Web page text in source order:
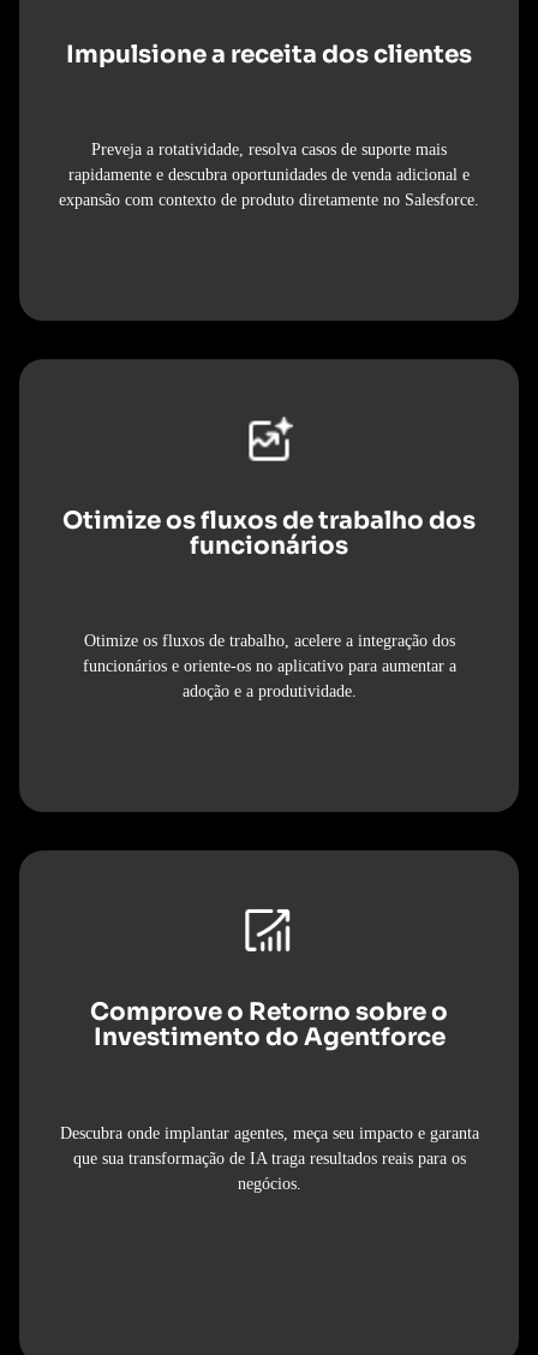
Impulsione a receita dos clientes
Preveja a rotatividade, resolva casos de suporte mais
rapidamente e descubra oportunidades de venda adicional e
expansão com contexto de produto diretamente no Salesforce.
Otimize os fluxos de trabalho dos
funcionários
Otimize os fluxos de trabalho, acelere a integração dos
funcionários e oriente-os no aplicativo para aumentar a
adoção e a produtividade.
Comprove o Retorno sobre o
Investimento do Agentforce
Descubra onde implantar agentes, meça seu impacto e garanta
que sua transformação de IA traga resultados reais para os
negócios.